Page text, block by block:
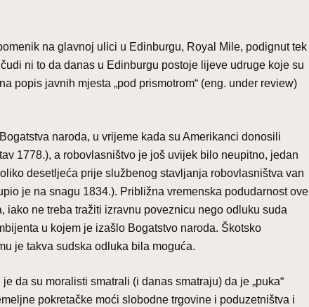
na glavnoj ulici u Edinburgu, Royal Mile, podignut tek
ni to da danas u Edinburgu postoje lijeve udruge koje su
popis javnih mjesta „pod prismotrom“ (eng. under review)
naroda, u vrijeme kada su Amerikanci donosili
1778.), a robovlasništvo je još uvijek bilo neupitno, jedan
desetljeća prije službenog stavljanja robovlasništva van
je na snagu 1834.). Približna vremenska podudarnost ove
ne treba tražiti izravnu poveznicu nego odluku suda
u kojem je izašlo Bogatstvo naroda. Škotsko
je takva sudska odluka bila moguća.
da su moralisti smatrali (i danas smatraju) da je „puka“
pokretačke moći slobodne trgovine i poduzetništva i